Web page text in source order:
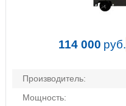
114 000 руб.
Производитель:
Мощность: